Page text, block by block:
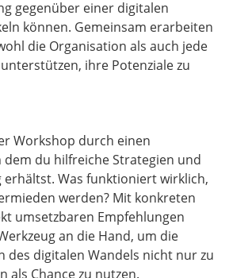
gegenüber einer digitalen
können. Gemeinsam erarbeiten
die Organisation als auch jede
ihre Potenziale zu
Workshop durch einen
dem du hilfreiche Strategien und
erhältst. Was funktioniert wirklich,
werden? Mit konkreten
umsetzbaren Empfehlungen
an die Hand, um die
des digitalen Wandels nicht nur zu
als Chance zu nutzen.